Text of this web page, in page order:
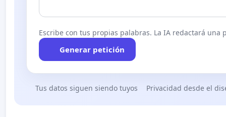
Escribe con tus propias palabras. La IA redactará una
Generar petición
Tus datos siguen siendo tuyos Privacidad desde el